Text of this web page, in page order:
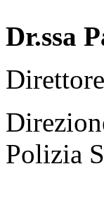
Dr.ssa
Polizia